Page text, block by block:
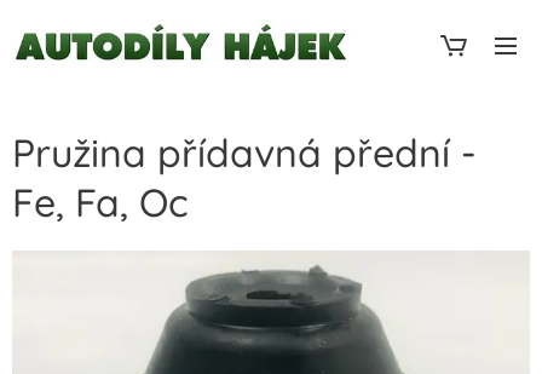
Pružina přídavná přední -
Fe, Fa, Oc